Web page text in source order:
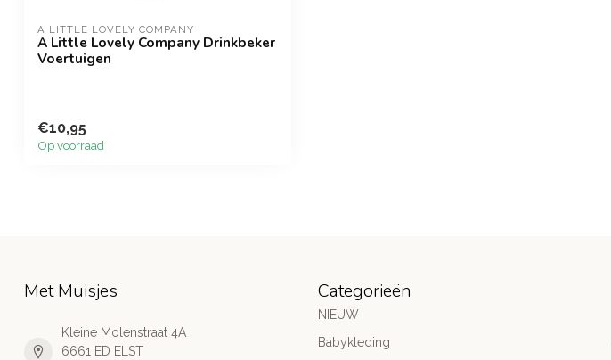
A LITTLE LOVELY COMPANY
A Little Lovely Company Drinkbeker
Voertuigen
€10,95
Op voorraad
Met Muisjes
Kleine Molenstraat 4A
6661 ED ELST
Categorieën
NIEUW
Babykleding